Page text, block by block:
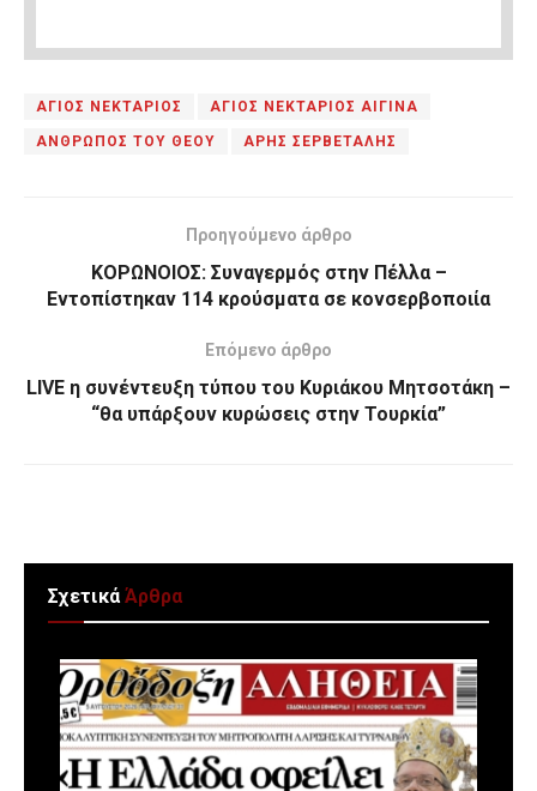
ΑΓΙΟΣ ΝΕΚΤΑΡΙΟΣ ΑΓΙΟΣ ΝΕΚΤΑΡΙΟΣ ΑΙΓΙΝΑ
ΑΝΘΡΩΠΟΣ ΤΟΥ ΘΕΟΥ ΑΡΗΣ ΣΕΡΒΕΤΑΛΗΣ
Προηγούμενο άρθρο
ΚΟΡΩΝΟΙΟΣ: Συναγερμός στην Πέλλα –
Εντοπίστηκαν 114 κρούσματα σε κονσερβοποιία
Επόμενο άρθρο
LIVE η συνέντευξη τύπου του Κυριάκου Μητσοτάκη –
“θα υπάρξουν κυρώσεις στην Τουρκία”
ΣχετικάΆρθρα